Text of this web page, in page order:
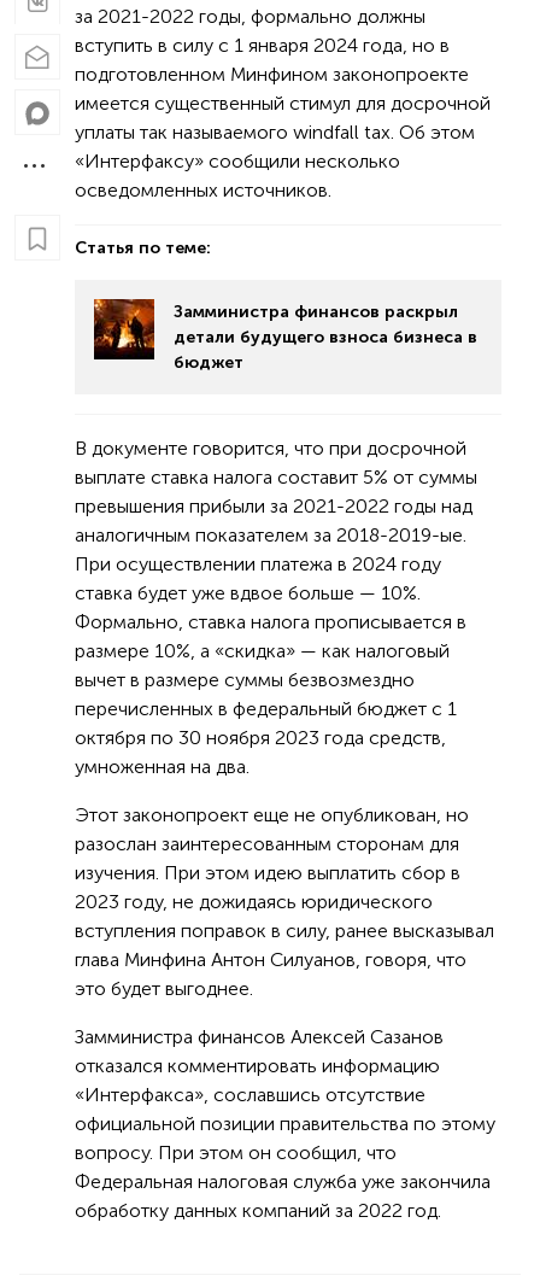
за 2021-2022 годы, формально должны
вступить в силу с 1 января 2024 года, но в
подготовленном Минфином законопроекте
имеется существенный стимул для досрочной
уплаты так называемого windfall tax. Об этом
«Интерфаксу» сообщили несколько
осведомленных источников.
Статья по теме:
Замминистра финансов раскрыл
детали будущего взноса бизнеса в
бюджет
В документе говорится, что при досрочной
выплате ставка налога составит 5% от суммы
превышения прибыли за 2021-2022 годы над
аналогичным показателем за 2018-2019-ые.
При осуществлении платежа в 2024 году
ставка будет уже вдвое больше — 10%.
Формально, ставка налога прописывается в
размере 10%, а «скидка» — как налоговый
вычет в размере суммы безвозмездно
перечисленных в федеральный бюджет с 1
октября по 30 ноября 2023 года средств,
умноженная на два.
Этот законопроект еще не опубликован, но
разослан заинтересованным сторонам для
изучения. При этом идею выплатить сбор в
2023 году, не дожидаясь юридического
вступления поправок в силу, ранее высказывал
глава Минфина Антон Силуанов, говоря, что
это будет выгоднее.
Замминистра финансов Алексей Сазанов
отказался комментировать информацию
«Интерфакса», сославшись отсутствие
официальной позиции правительства по этому
вопросу. При этом он сообщил, что
Федеральная налоговая служба уже закончила
обработку данных компаний за 2022 год.